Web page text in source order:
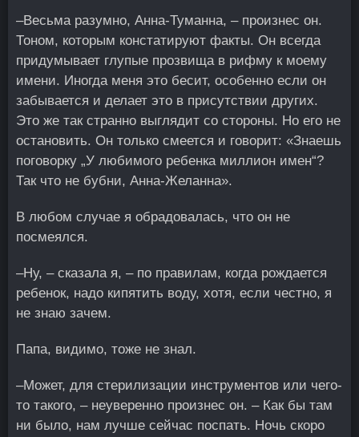
–Весьма разумно, Анна-Туманна, – произнес он.
Тоном, которым констатируют факты. Он всегда
придумывает глупые прозвища в рифму к моему
имени. Иногда меня это бесит, особенно если он
забывается и делает это в присутствии других.
Это же так странно выглядит со стороны. Но его не
остановить. Он только смеется и говорит: «Знаешь
поговорку „У любимого ребенка миллион имен“?
Так что не бубни, Анна-Желанна».
В любом случае я обрадовалась, что он не
посмеялся.
–Ну, – сказала я, – по правилам, когда рождается
ребенок, надо кипятить воду, хотя, если честно, я
не знаю зачем.
Папа, видимо, тоже не знал.
–Может, для стерилизации инструментов или чего-
то такого, – неуверенно произнес он. – Как бы там
ни было, нам лучше сейчас поспать. Ночь скоро